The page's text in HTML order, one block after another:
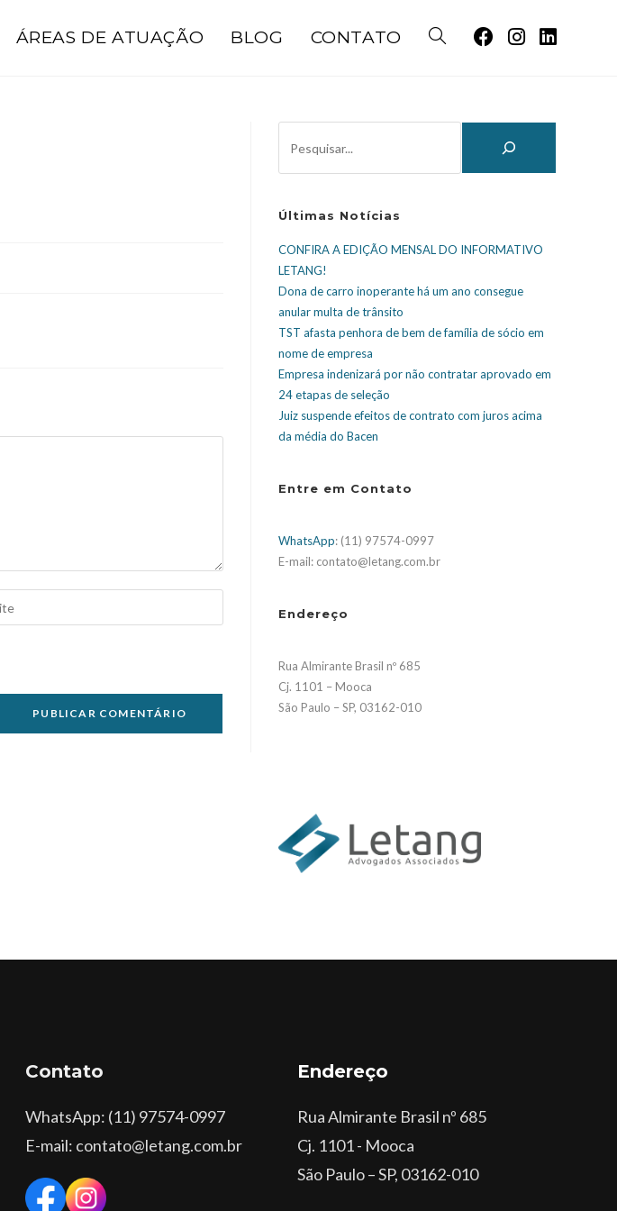
ÁREAS DE ATUAÇÃO BLOG CONTATO
Últimas Notícias
CONFIRA A EDIÇÃO MENSAL DO INFORMATIVO
LETANG!
Dona de carro inoperante há um ano consegue
anular multa de trânsito
TST afasta penhora de bem de família de sócio em
nome de empresa
Empresa indenizará por não contratar aprovado em
24 etapas de seleção
Juiz suspende efeitos de contrato com juros acima
da média do Bacen
Entre em Contato
WhatsApp: (11) 97574-0997
E-mail: contato@letang.com.br
Endereço
Rua Almirante Brasil nº 685
Cj. 1101 – Mooca
São Paulo – SP, 03162-010
Contato
WhatsApp: (11) 97574-0997
E-mail: contato@letang.com.br
Endereço
Rua Almirante Brasil nº 685
Cj. 1101 - Mooca
São Paulo – SP, 03162-010